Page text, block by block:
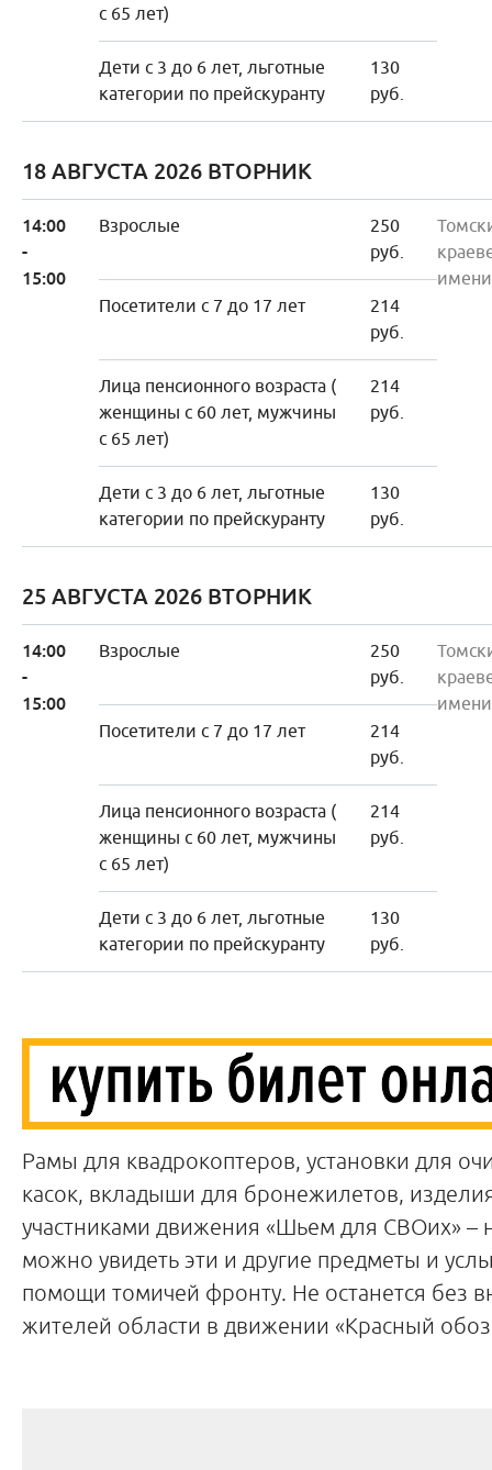
с 65 лет)
Дети с 3 до 6 лет, льготные
категории по прейскуранту
130
руб.
18 АВГУСТА 2026 ВТОРНИК
14:00
-
15:00
Взрослые
250
руб.
Посетители с 7 до 17 лет
214
руб.
Лица пенсионного возраста (
женщины с 60 лет, мужчины
с 65 лет)
214
руб.
Дети с 3 до 6 лет, льготные
категории по прейскуранту
130
руб.
25 АВГУСТА 2026 ВТОРНИК
14:00
-
15:00
Взрослые
250
руб.
Посетители с 7 до 17 лет
214
руб.
Лица пенсионного возраста (
женщины с 60 лет, мужчины
с 65 лет)
214
руб.
Дети с 3 до 6 лет, льготные
категории по прейскуранту
130
руб.
Рамы для квадрокоптеров, установки для
касок, вкладыши для бронежилетов,
участниками движения «Шьем для СВОих» –
можно увидеть эти и другие предметы и
помощи томичей фронту. Не останется без
жителей области в движении «Красный